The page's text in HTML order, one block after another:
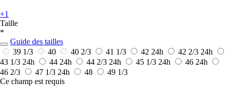
+1
Taille
*
Guide des tailles
39 1/3
40 40 2/3 41 1/3 42 24h 42 2/3 24h
43 1/3 24h 44 24h 44 2/3 24h 45 1/3 24h 46 24h
46 2/3
47 1/3 24h 48
49 1/3
Ce champ est requis